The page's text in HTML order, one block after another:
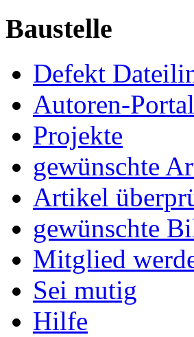
Baustelle
Defekt
Autoren-Portal
Projekte
gewünschte
Artikel
gewünschte
Mitglied
Sei mutig
Hilfe